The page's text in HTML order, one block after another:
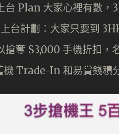
Plan 大家心裡有數，
台計劃：大家只要到
奪 $3,000 手機折扣，
Trade-In 和易賞錢積